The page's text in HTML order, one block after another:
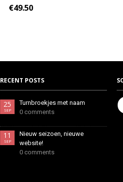
€49.50
RECENT POSTS
25
SEP
Turnbroekjes met naam
0 comments
11
SEP
Nieuw seizoen, nieuwe
website!
0 comments